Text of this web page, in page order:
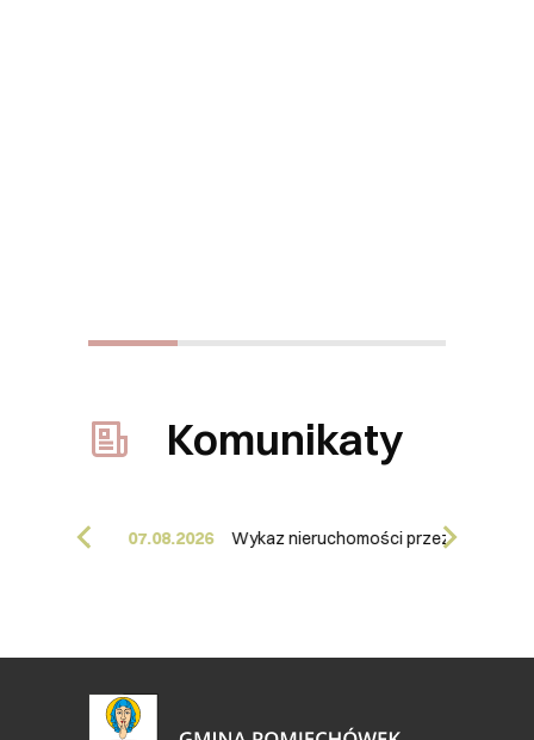
Komunikaty
07.08.2026 Wykaz nieruchomości przeznaczonej do oddania w dzierżawę – WNGP.6845.15.2026.MK(2)